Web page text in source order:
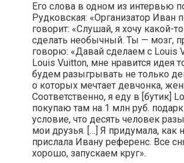
Его слова в одном из интервью
Рудковская: «Организатор Иван
говорит: «Слушай, я хочу какой-
сделать необычный. Ты — мозг,
говорю: «Давай сделаем с Louis
Louis Vuitton, мне нравится идея
будем разыгрывать не только
о которых мечтает девчонка,
Соответственно, я еду в [бутик]
покупаю там на 1 млн руб.
условие, что десять человек
мои друзья. […] Я придумала, как
прислала Ивану референс. Все
хорошо, запускаем круг».